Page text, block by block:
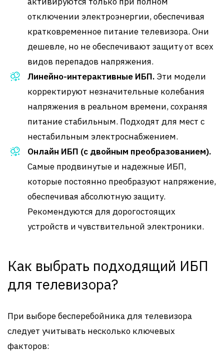
отключении электроэнергии, обеспечивая
кратковременное питание телевизора. Они
дешевле, но не обеспечивают защиту от всех
видов перепадов напряжения.
Линейно-интерактивные ИБП. Эти модели
корректируют незначительные колебания
напряжения в реальном времени, сохраняя
питание стабильным. Подходят для мест с
нестабильным электроснабжением.
Онлайн ИБП (с двойным преобразованием).
Самые продвинутые и надежные ИБП,
которые постоянно преобразуют напряжение,
обеспечивая абсолютную защиту.
Рекомендуются для дорогостоящих
устройств и чувствительной электроники.
Как выбрать подходящий ИБП
для телевизора?
При выборе бесперебойника для телевизора
следует учитывать несколько ключевых
факторов: